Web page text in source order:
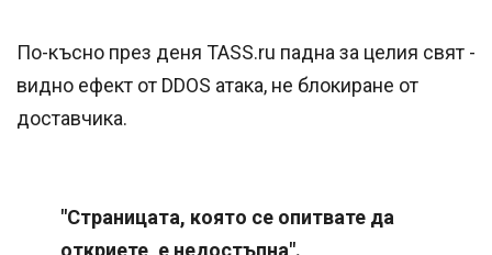
По-късно през деня TASS.ru падна за целия свят -
видно ефект от DDOS атака, не блокиране от
доставчика.
"Страницата, която се опитвате да